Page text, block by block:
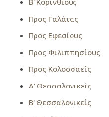
Β' Κορινθίους
Προς Γαλάτας
Προς Εφεσίους
Προς Φιλιππησίους
Προς Κολοσσαείς
Α' Θεσσαλονικείς
Β' Θεσσαλονικείς